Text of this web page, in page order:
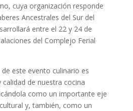
cuya organización responde
Ancestrales del Sur del
entre el 22 y 24 de
del Complejo Ferial
este evento culinario es
de nuestra cocina
como un importante eje
y, también, como un